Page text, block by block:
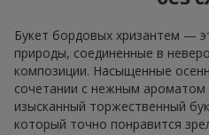
Букет бордовых хризантем —
природы, соединенные в
композиции. Насыщенные
сочетании с нежным
изысканный торжественный
который точно понравится